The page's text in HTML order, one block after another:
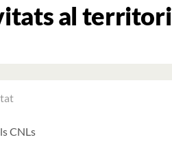
al territori